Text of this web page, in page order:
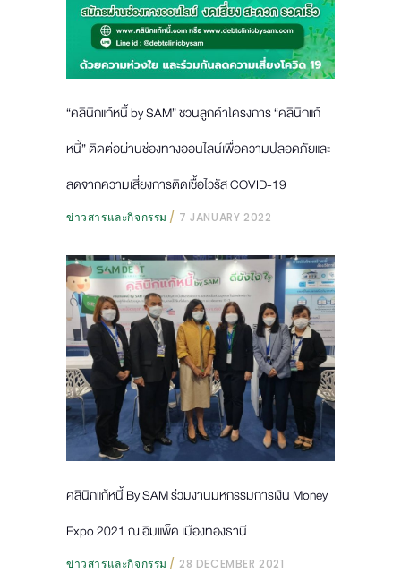
“คลินิกแก้หนี้ by SAM” ชวนลูกค้าโครงการ “คลินิกแก้
หนี้” ติดต่อผ่านช่องทางออนไลน์เพื่อความปลอดภัยและ
ลดจากความเสี่ยงการติดเชื้อไวรัส COVID-19
ข่าวสารและกิจกรรม 7 JANUARY 2022
คลินิกแก้หนี้ By SAM ร่วมงานมหกรรมการเงิน Money
Expo 2021 ณ อิมแพ็ค เมืองทองธานี
ข่าวสารและกิจกรรม 28 DECEMBER 2021